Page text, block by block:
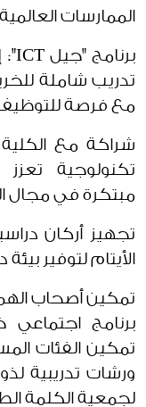
الممارسات العالمية
تدريب شاملة
مع فرصة للتوظيف
شراكة مع
تكنولوجية
مبتكرة في مجال
الأيتام لتوفير
تمكين أصحاب
برنامج
تمكين الفئات
ورشات تدريبية
لجمعية الكلمة